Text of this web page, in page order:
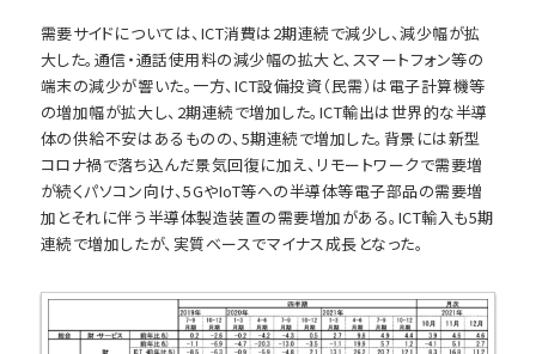
需要サイドについては、ICT消費は2期連続で減少し、減少幅が拡
大した。通信・通話使用料の減少幅の拡大と、スマートフォン等の
端末の減少が響いた。一方、ICT設備投資（民需）は電子計算機等
の増加幅が拡大し、2期連続で増加した。ICT輸出は世界的な半導
体の供給不安はあるものの、5期連続で増加した。背景には新型
コロナ禍で落ち込んだ景気回復に加え、リモートワークで需要増
が続くパソコン向け、5GやIoT等への半導体等電子部品の需要増
加とそれに伴う半導体製造装置の需要増加がある。ICT輸入も5期
連続で増加したが、実質ベースでマイナス成長となった。